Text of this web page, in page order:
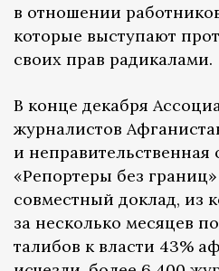
в отношении
которые выступают
своих прав радикалами.
В конце декабря
журналистов
и неправительственная
«Репортеры без границ»
совместный доклад, из
за несколько месяцев
талибов к власти 43%